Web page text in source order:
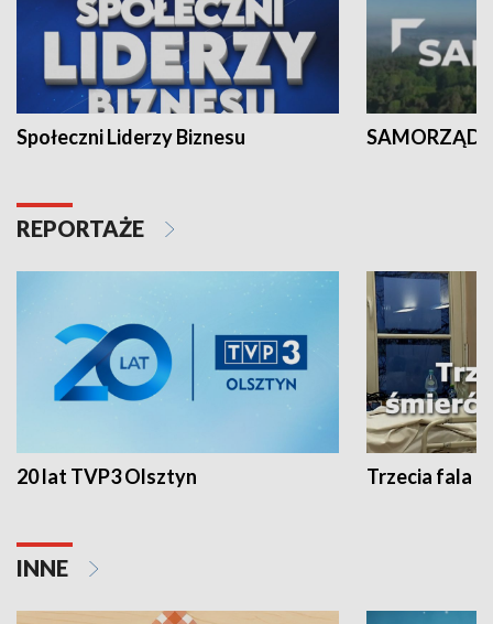
Społeczni Liderzy Biznesu SAMORZĄD
REPORTAŻE
20 lat TVP3 Olsztyn Trzecia fala -
INNE